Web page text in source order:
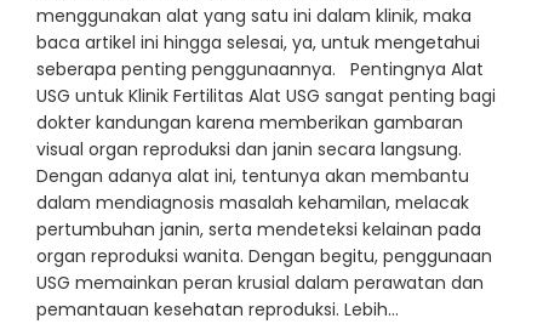
menggunakan alat yang satu ini dalam klinik, maka
baca artikel ini hingga selesai, ya, untuk mengetahui
seberapa penting penggunaannya. Pentingnya Alat
USG untuk Klinik Fertilitas Alat USG sangat penting bagi
dokter kandungan karena memberikan gambaran
visual organ reproduksi dan janin secara langsung.
Dengan adanya alat ini, tentunya akan membantu
dalam mendiagnosis masalah kehamilan, melacak
pertumbuhan janin, serta mendeteksi kelainan pada
organ reproduksi wanita. Dengan begitu, penggunaan
USG memainkan peran krusial dalam perawatan dan
pemantauan kesehatan reproduksi. Lebih…